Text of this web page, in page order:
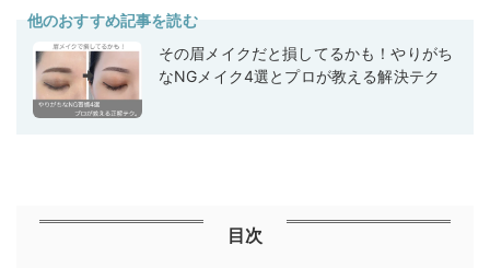
他のおすすめ記事を読む
その眉メイクだと損してるかも！やりがち
なNGメイク4選とプロが教える解決テク
目次